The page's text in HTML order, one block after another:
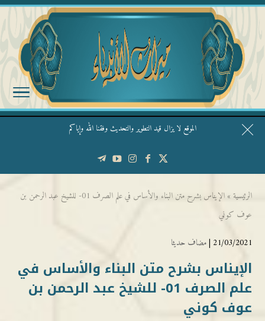
الموقع لا يزال قيد التطوير والتحديث وفقنا الله وإياكم
قال الشيخ ربيع وفقه الله: نحن ليس عندنا تقديس الأشخاص
الرئيسية »
الإيناس بشرح متن البناء والأساس في علم الصرف 01- للشيخ عبد الرحمن بن
عوف كوني
21/03/2021 | مضاف حديثا
الإيناس بشرح متن البناء والأساس في
علم الصرف 01- للشيخ عبد الرحمن بن
عوف كوني